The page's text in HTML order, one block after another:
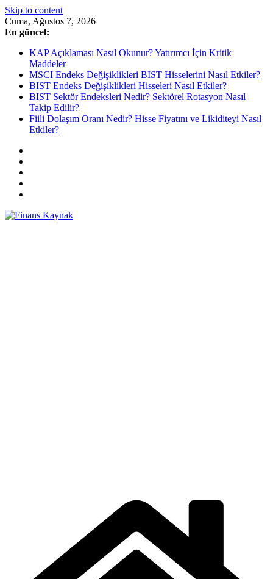
Skip to content
Cuma, Ağustos 7, 2026
En güncel:
KAP Açıklaması Nasıl Okunur? Yatırımcı İçin Kritik
Maddeler
MSCI Endeks Değişiklikleri BIST Hisselerini Nasıl Etkiler?
BIST Endeks Değişiklikleri Hisseleri Nasıl Etkiler?
BIST Sektör Endeksleri Nedir? Sektörel Rotasyon Nasıl
Takip Edilir?
Fiili Dolaşım Oranı Nedir? Hisse Fiyatını ve Likiditeyi Nasıl
Etkiler?